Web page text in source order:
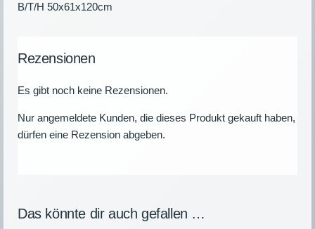
B/T/H 50x61x120cm
Rezensionen
Es gibt noch keine Rezensionen.
Nur angemeldete Kunden, die dieses Produkt gekauft haben,
dürfen eine Rezension abgeben.
Das könnte dir auch gefallen …